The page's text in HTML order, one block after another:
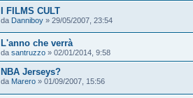
I FILMS CULT
da Danniboy » 29/05/2007, 23:54
L'anno che verrà
da santruzzo » 02/01/2014, 9:58
NBA Jerseys?
da Marero » 01/09/2007, 15:56